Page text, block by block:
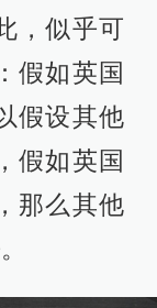
，似乎可
假如英国
假设其他
假如英国
那么其他